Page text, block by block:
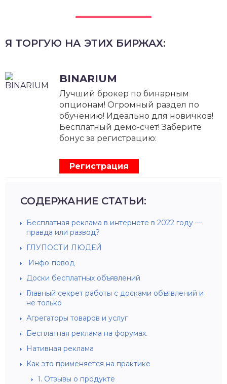
Я ТОРГУЮ НА ЭТИХ БИРЖАХ:
BINARIUM
Лучший брокер по бинарным
опционам! Огромный раздел по
обучению! Идеально для новичков!
Бесплатный демо-счет! Заберите
бонус за регистрацию:
Регистрация
СОДЕРЖАНИЕ СТАТЬИ:
Бесплатная реклама в интернете в 2022 году —
правда или развод?
ГЛУПОСТИ ЛЮДЕЙ
Инфо-повод
Доски бесплатных объявлений
Главный секрет работы с досками объявлений и
не только
Агрегаторы товаров и услуг
Бесплатная реклама на форумах.
Нативная реклама
Как это применяется на практике
1. Отзывы о продукте